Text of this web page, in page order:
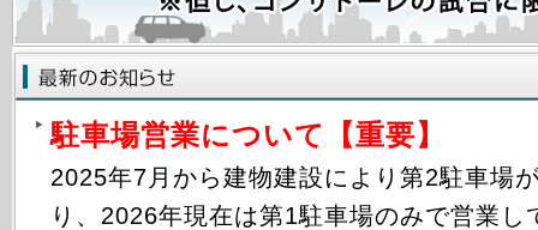
駐車場営業について【重要】
2025年7月から建物建設により第2駐車場
り、2026年現在は第1駐車場のみで営業し